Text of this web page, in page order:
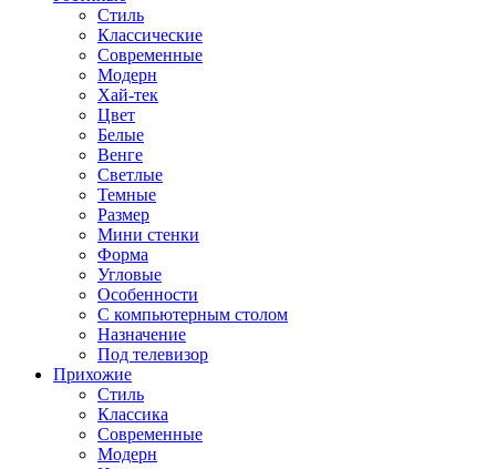
Стиль
Классические
Современные
Модерн
Хай-тек
Цвет
Белые
Венге
Светлые
Темные
Размер
Мини стенки
Форма
Угловые
Особенности
С компьютерным столом
Назначение
Под телевизор
Прихожие
Стиль
Классика
Современные
Модерн